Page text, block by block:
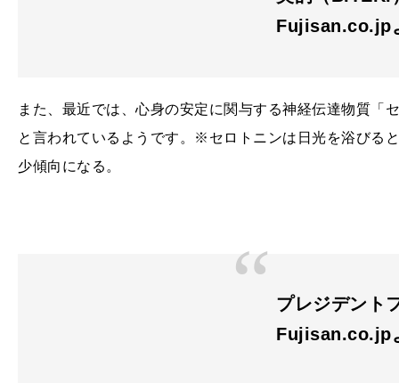
Fujisan.co.jp
また、最近では、心身の安定に関与する神経伝達物質
と言われているようです。※セロトニンは日光を浴びる
少傾向になる。
プレジデント
Fujisan.co.jp